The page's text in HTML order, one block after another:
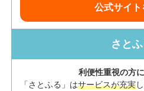
公式サイト
さと
利便性重視の方
「さとふる」はサービスが充実